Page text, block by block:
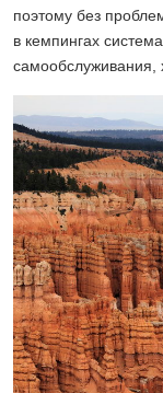
поэтому без
в кемпингах
самообслуживания,